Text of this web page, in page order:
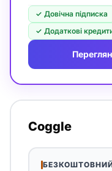
✓ Довічна підписка
✓ Додаткові
Coggle